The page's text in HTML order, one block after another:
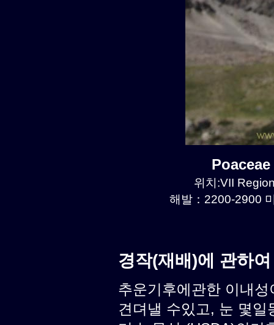
위치:VII
해발：2200-2900
경작(재배)에 관하
추운기후에관한 이내
견뎌낼 수있고, 눈 몇